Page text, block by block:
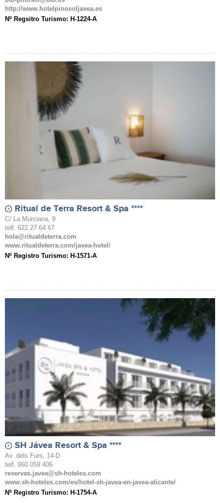
http://www.hotelpinosoljavea.es
Nº Regsitro Turismo: H-1224-A
Ritual de Terra Resort & Spa ****
C/ La Murciana, 9
telf. 622 27 64 67
hola@ritualdeterra.com
www.ritualdeterra.com/javea-hotel/
Nº Registro Turismo: H-1571-A
SH Jávea Resort & Spa ****
Av. dels Furs, 14-D
telf. 960 059 406
reservas.javea@sh-hoteles.com
www.sh-hoteles.com/es/hotel-sh-javea-en-javea-alicante/
Nº Registro Turismo: H-1754-A